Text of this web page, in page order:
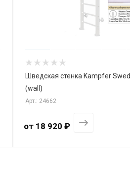
Шведская стенка Kampfer
(wall)
Арт.: 24662
от 18 920 ₽